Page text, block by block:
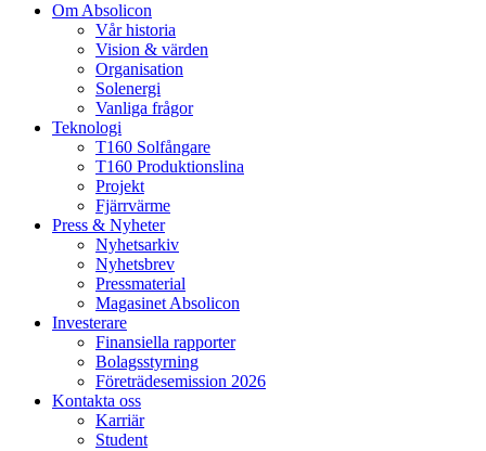
Om Absolicon
Vår historia
Vision & värden
Organisation
Solenergi
Vanliga frågor
Teknologi
T160 Solfångare
T160 Produktionslina
Projekt
Fjärrvärme
Press & Nyheter
Nyhetsarkiv
Nyhetsbrev
Pressmaterial
Magasinet Absolicon
Investerare
Finansiella rapporter
Bolagsstyrning
Företrädesemission 2026
Kontakta oss
Karriär
Student